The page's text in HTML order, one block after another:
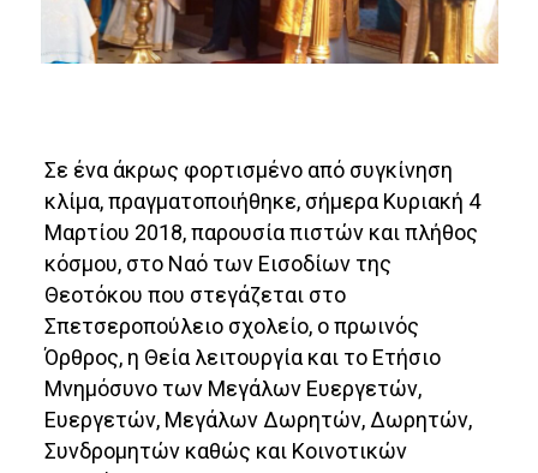
Σε ένα άκρως φορτισμένο από συγκίνηση
κλίμα, πραγματοποιήθηκε, σήμερα Κυριακή 4
Μαρτίου 2018, παρουσία πιστών και πλήθος
κόσμου, στο Ναό των Εισοδίων της
Θεοτόκου που στεγάζεται στο
Σπετσεροπούλειο σχολείο, ο πρωινός
Όρθρος, η Θεία λειτουργία και το Ετήσιο
Μνημόσυνο των Μεγάλων Ευεργετών,
Ευεργετών, Μεγάλων Δωρητών, Δωρητών,
Συνδρομητών καθώς και Κοινοτικών